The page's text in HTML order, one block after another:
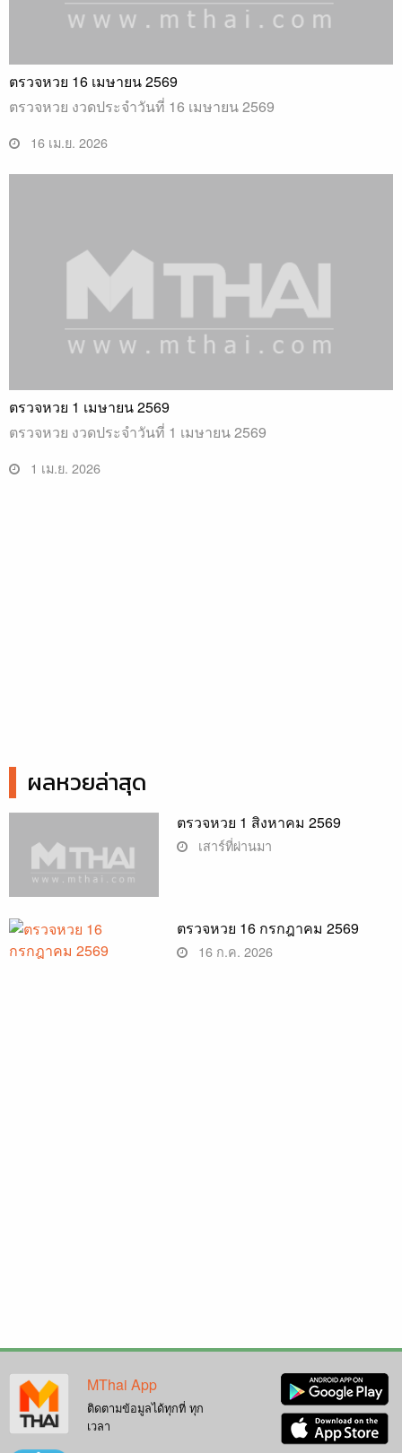
ตรวจหวย 16 เมษายน 2569
ตรวจหวย งวดประจำวันที่ 16 เมษายน 2569
16 เม.ย. 2026
ตรวจหวย 1 เมษายน 2569
ตรวจหวย งวดประจำวันที่ 1 เมษายน 2569
1 เม.ย. 2026
ผลหวยล่าสุด
ตรวจหวย 1 สิงหาคม 2569
เสาร์ที่ผ่านมา
ตรวจหวย 16 กรกฎาคม 2569
16 ก.ค. 2026
MThai App
ติดตามข้อมูลได้ทุกที่ ทุก
เวลา